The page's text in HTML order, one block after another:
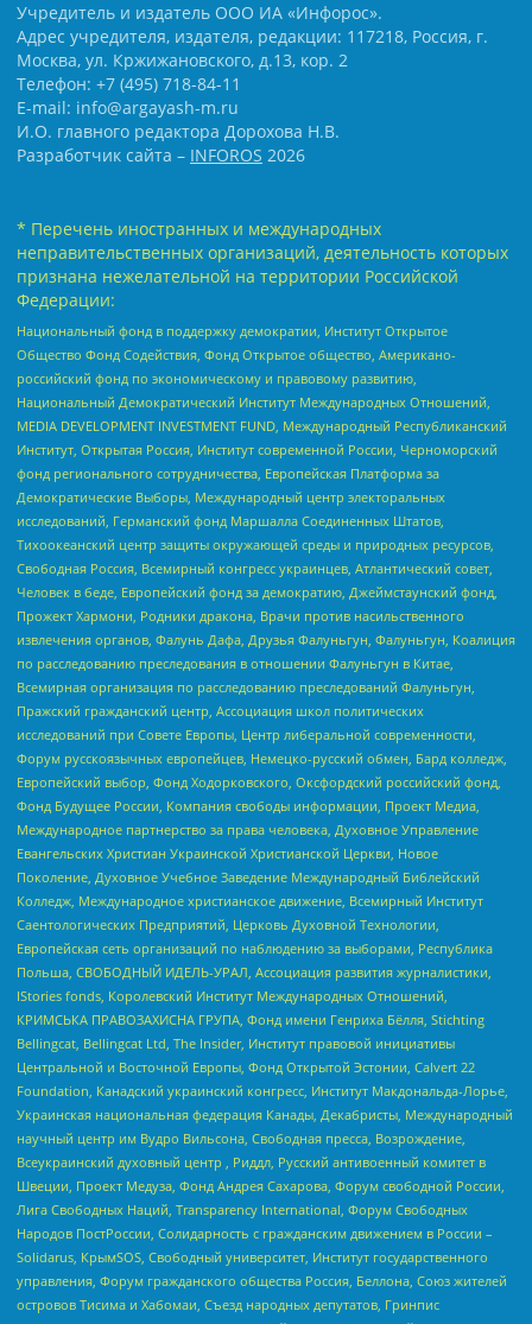
Учредитель и издатель ООО ИА «Инфорос».
Адрес учредителя, издателя, редакции: 117218, Россия, г.
Москва, ул. Кржижановского, д.13, кор. 2
Телефон: +7 (495) 718-84-11
E-mail: info@argayash-m.ru
И.О. главного редактора Дорохова Н.В.
Разработчик сайта – INFOROS 2026
* Перечень иностранных и международных
неправительственных организаций, деятельность которых
признана нежелательной на территории Российской
Федерации:
Национальный фонд в поддержку демократии, Институт Открытое
Общество Фонд Содействия, Фонд Открытое общество, Американо-
российский фонд по экономическому и правовому развитию,
Национальный Демократический Институт Международных Отношений,
MEDIA DEVELOPMENT INVESTMENT FUND, Международный Республиканский
Институт, Открытая Россия, Институт современной России, Черноморский
фонд регионального сотрудничества, Европейская Платформа за
Демократические Выборы, Международный центр электоральных
исследований, Германский фонд Маршалла Соединенных Штатов,
Тихоокеанский центр защиты окружающей среды и природных ресурсов,
Свободная Россия, Всемирный конгресс украинцев, Атлантический совет,
Человек в беде, Европейский фонд за демократию, Джеймстаунский фонд,
Прожект Хармони, Родники дракона, Врачи против насильственного
извлечения органов, Фалунь Дафа, Друзья Фалуньгун, Фалуньгун, Коалиция
по расследованию преследования в отношении Фалуньгун в Китае,
Всемирная организация по расследованию преследований Фалуньгун,
Пражский гражданский центр, Ассоциация школ политических
исследований при Совете Европы, Центр либеральной современности,
Форум русскоязычных европейцев, Немецко-русский обмен, Бард колледж,
Европейский выбор, Фонд Ходорковского, Оксфордский российский фонд,
Фонд Будущее России, Компания свободы информации, Проект Медиа,
Международное партнерство за права человека, Духовное Управление
Евангельских Христиан Украинской Христианской Церкви, Новое
Поколение, Духовное Учебное Заведение Международный Библейский
Колледж, Международное христианское движение, Всемирный Институт
Саентологических Предприятий, Церковь Духовной Технологии,
Европейская сеть организаций по наблюдению за выборами, Республика
Польша, СВОБОДНЫЙ ИДЕЛЬ-УРАЛ, Ассоциация развития журналистики,
IStories fonds, Королевский Институт Международных Отношений,
КРИМСЬКА ПРАВОЗАХИСНА ГРУПА, Фонд имени Генриха Бёлля, Stichting
Bellingcat, Bellingcat Ltd, The Insider, Институт правовой инициативы
Центральной и Восточной Европы, Фонд Открытой Эстонии, Calvert 22
Foundation, Канадский украинский конгресс, Институт Макдональда-Лорье,
Украинская национальная федерация Канады, Декабристы, Международный
научный центр им Вудро Вильсона, Свободная пресса, Возрождение,
Всеукраинский духовный центр , Риддл, Русский антивоенный комитет в
Швеции, Проект Медуза, Фонд Андрея Сахарова, Форум свободной России,
Лига Свободных Наций, Transparеncy International, Форум Свободных
Народов ПостРоссии, Солидарность с гражданским движением в России –
Solidarus, КрымSOS, Свободный университет, Институт государственного
управления, Форум гражданского общества Россия, Беллона, Союз жителей
островов Тисима и Хабомаи, Съезд народных депутатов, Гринпис